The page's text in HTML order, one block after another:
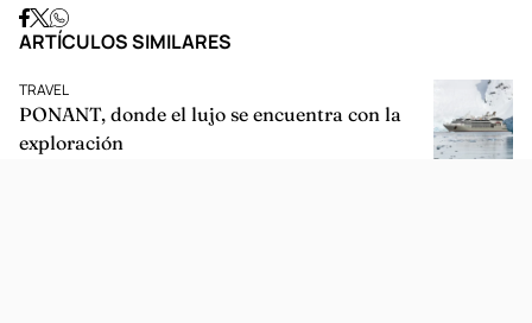
ARTÍCULOS SIMILARES
TRAVEL
PONANT, donde el lujo se encuentra con la
exploración